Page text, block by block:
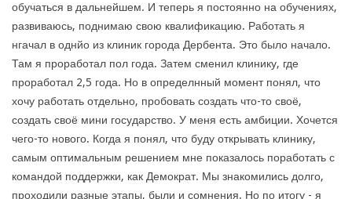
обучаться в дальнейшем. И теперь я постоянно на обучениях,
развиваюсь, поднимаю свою квалификацию. Работать я
нгачал в однйо из клиник города Дербента. Это было начало.
Там я проработал пол года. Затем сменил клинику, где
проработал 2,5 года. Но в определнный момент понял, что
хочу работать отдельно, пробовать создать что-то своё,
создать своё мини государство. У меня есть амбиции. Хочется
чего-то нового. Когда я понял, что буду открывать клинику,
самым оптимальным решением мне показалось поработать с
командой поддержки, как Демократ. Мы знакомились долго,
проходили разные этапы, были и сомнения. Но по итогу - я